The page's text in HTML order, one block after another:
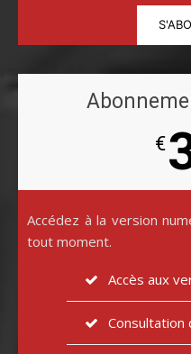
€
Accédez à la version
tout moment.
Accès aux
Consultation